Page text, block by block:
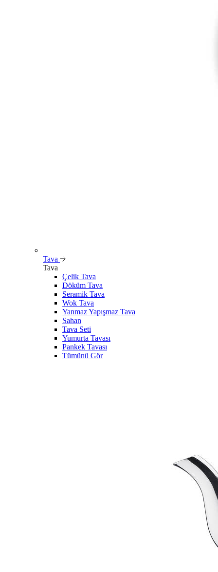
Tava
Tava
Çelik Tava
Döküm Tava
Seramik Tava
Wok Tava
Yanmaz Yapışmaz Tava
Sahan
Tava Seti
Yumurta Tavası
Pankek Tavası
Tümünü Gör